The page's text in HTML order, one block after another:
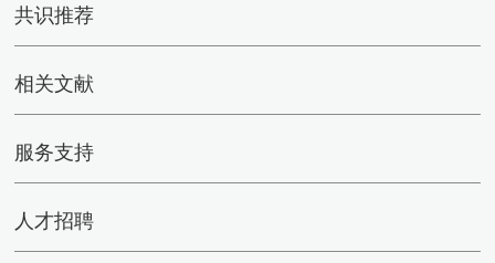
共识推荐
相关文献
服务支持
人才招聘